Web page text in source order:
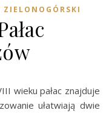
ZIELONOGÓRSKI
ułatwiają dwie